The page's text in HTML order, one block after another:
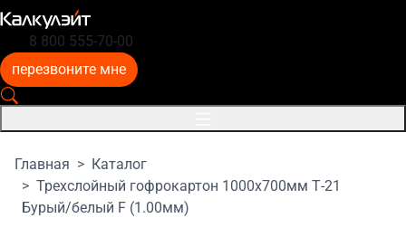
8 800 555-70-00
перезвоните мне
Главная
Каталог
Трехслойный гофрокартон 1000x700мм Т-21
Бурый/белый F (1.00мм)